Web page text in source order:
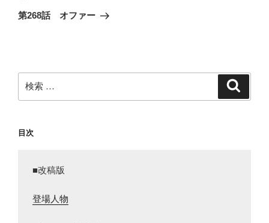
ゲ
ン
稿
の
第268話 オファー
索:
目次
■改稿版
登場人物